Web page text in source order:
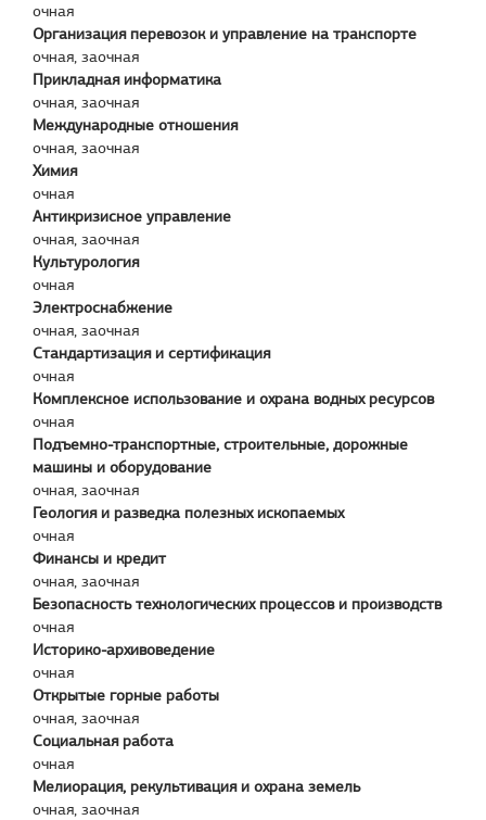
очная
Организация перевозок и управление на транспорте
очная, заочная
Прикладная информатика
очная, заочная
Международные отношения
очная, заочная
Химия
очная
Антикризисное управление
очная, заочная
Культурология
очная
Электроснабжение
очная, заочная
Стандартизация и сертификация
очная
Комплексное использование и охрана водных ресурсов
очная
Подъемно-транспортные, строительные, дорожные
машины и оборудование
очная, заочная
Геология и разведка полезных ископаемых
очная
Финансы и кредит
очная, заочная
Безопасность технологических процессов и производств
очная
Историко-архивоведение
очная
Открытые горные работы
очная, заочная
Социальная работа
очная
Мелиорация, рекультивация и охрана земель
очная, заочная